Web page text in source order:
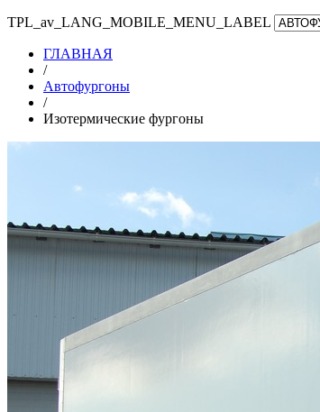
TPL_av_LANG_MOBILE_MENU_LABEL
ГЛАВНАЯ
/
Автофургоны
/
Изотермические фургоны